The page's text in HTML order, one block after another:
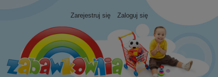
Zarejestruj się Zaloguj się